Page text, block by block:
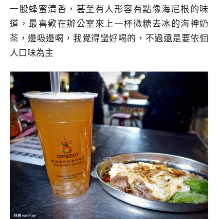
一股蜂蜜清香，甚至有人形容有點像海尼根的味
道，最喜歡在辦公室來上一杯微糖去冰的海神奶
茶，邊吸邊喝，我覺得蠻好喝的，不過還是要依個
人口味為主